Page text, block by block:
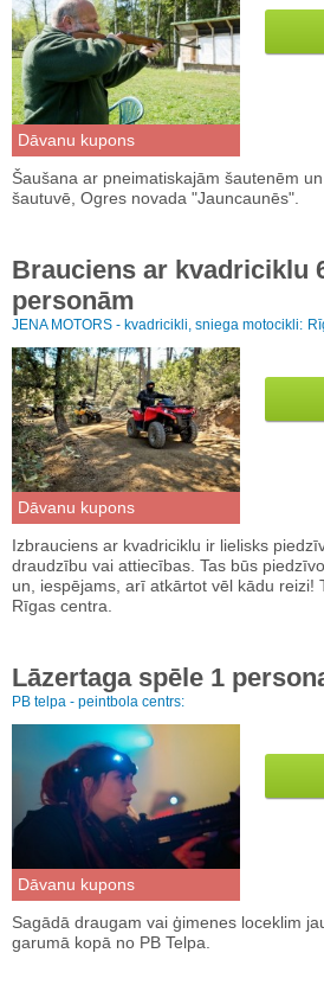
Dāvanu kupons
Šaušana ar pneimatiskajām šautenēm
šautuvē, Ogres novada "Jauncaunēs".
Brauciens ar kvadriciklu
personām
JENA MOTORS - kvadricikli, sniega motocikli:
Dāvanu kupons
Izbrauciens ar kvadriciklu ir lielisks
draudzību vai attiecības. Tas būs
un, iespējams, arī atkārtot vēl kādu reizi!
Rīgas centra.
Lāzertaga spēle 1
PB telpa - peintbola centrs:
Dāvanu kupons
Sagādā draugam vai ģimenes loceklim
garumā kopā no PB Telpa.